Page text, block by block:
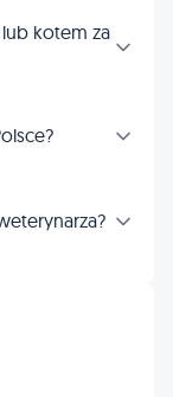
kotem za